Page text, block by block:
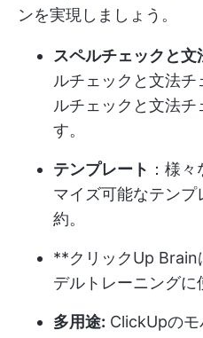
ンを実現しましょう。
スペルチェックと
ルチェックと文法
ルチェックと文法チ
す。
テンプレート ：様
マイズ可能なテン
約。
**クリックUp Brain
デルトレーニングに
多用途: ClickUpの